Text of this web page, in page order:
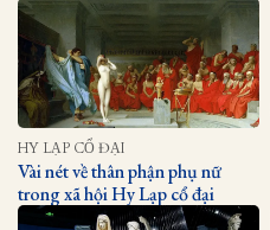
HY LẠP CỔ ĐẠI
Vài nét về thân phận phụ nữ
trong xã hội Hy Lạp cổ đại